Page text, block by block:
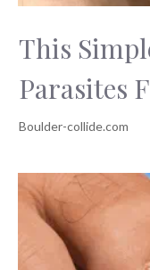
This
Parasites